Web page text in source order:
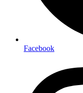
Facebook